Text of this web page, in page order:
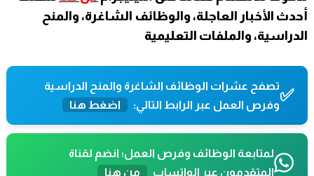
أحدث الأخبار العاجلة، والوظائف الشاغرة، والمنح
الدراسية، والملفات التعليمية
✅تصفح عشرات الوظائف الشاغرة والمنح الدراسية
وفرص العمل عبر الرابط التالي:
اضغط هنا
لمتابعة الوظائف وفرص العمل؛ انضم لقناة
المتقدمون عبر الواتساب
من هنا